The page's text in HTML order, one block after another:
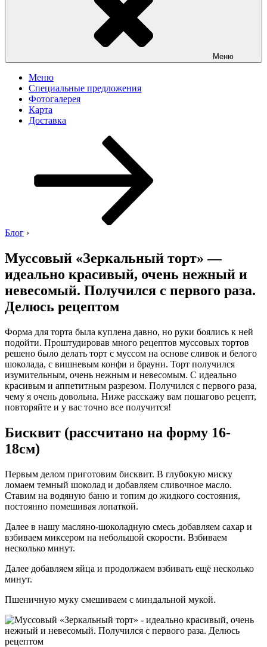
Меню
Меню
Специальные предложения
Фотогалерея
Карта
Доставка
Блог ›
Муссовый «Зеркальный торт» —
идеально красивый, очень нежный и
невесомый. Получился с первого раза.
Делюсь рецептом
Форма для торта была куплена давно, но руки боялись к ней
подойти. Проштудировав много рецептов муссовых тортов
решено было делать торт с муссом на основе сливок и белого
шоколада, с вишневым конфи и брауни. Торт получился
изумительным, очень нежным и невесомым. С идеально
красивым и аппетитным разрезом. Получился с первого раза,
чему я очень довольна. Ниже расскажу вам пошагово рецепт,
повторяйте и у вас точно все получится!
Бисквит (рассчитано на форму 16-
18см)
Первым делом приготовим бисквит. В глубокую миску
ломаем темный шоколад и добавляем сливочное масло.
Ставим на водяную баню и топим до жидкого состояния,
постоянно помешивая лопаткой.
Далее в нашу масляно-шоколадную смесь добавляем сахар и
взбиваем миксером на небольшой скорости. Взбиваем
несколько минут.
Далее добавляем яйца и продолжаем взбивать ещё несколько
минут.
Пшеничную муку смешиваем с миндальной мукой.